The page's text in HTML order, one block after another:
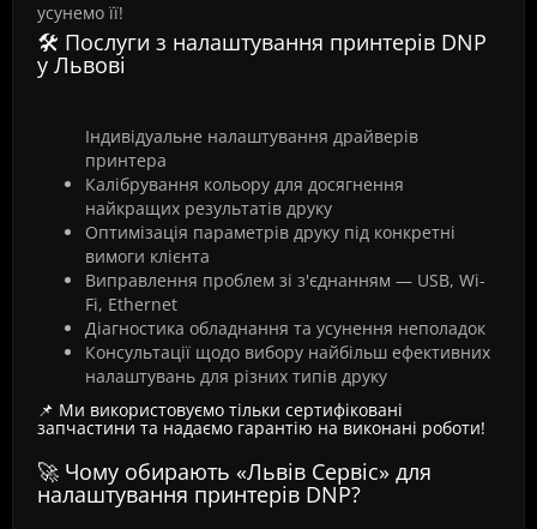
усунемо її!
🛠️ Послуги з налаштування принтерів DNP
у Львові
Індивідуальне налаштування драйверів
принтера
Калібрування кольору для досягнення
найкращих результатів друку
Оптимізація параметрів друку під конкретні
вимоги клієнта
Виправлення проблем зі з'єднанням — USB, Wi-
Fi, Ethernet
Діагностика обладнання та усунення неполадок
Консультації щодо вибору найбільш ефективних
налаштувань для різних типів друку
📌 Ми використовуємо тільки сертифіковані
запчастини та надаємо гарантію на виконані роботи!
🚀 Чому обирають «Львів Сервіс» для
налаштування принтерів DNP?